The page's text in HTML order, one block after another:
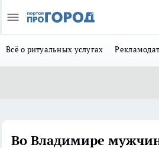
Всё о ритуальных услугах
Во Владимире